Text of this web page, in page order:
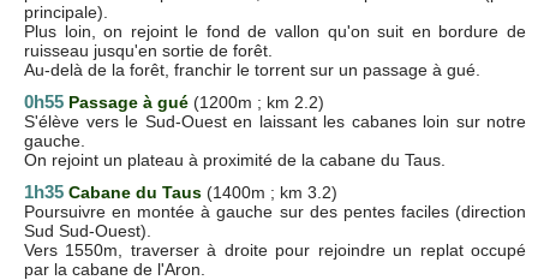
principale).
Plus loin, on rejoint le fond de vallon qu'on suit en bordure de
ruisseau jusqu'en sortie de forêt.
Au-delà de la forêt, franchir le torrent sur un passage à gué.
0h55 Passage à gué (1200m ; km 2.2)
S'élève vers le Sud-Ouest en laissant les cabanes loin sur notre
gauche.
On rejoint un plateau à proximité de la cabane du Taus.
1h35 Cabane du Taus (1400m ; km 3.2)
Poursuivre en montée à gauche sur des pentes faciles (direction
Sud Sud-Ouest).
Vers 1550m, traverser à droite pour rejoindre un replat occupé
par la cabane de l'Aron.